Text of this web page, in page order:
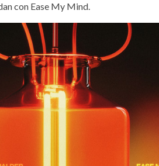
con Ease My Mind.